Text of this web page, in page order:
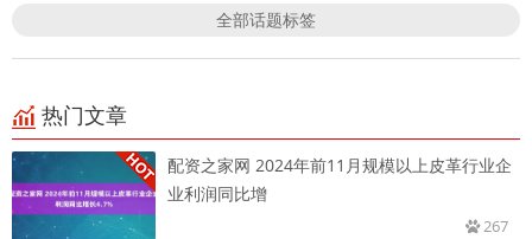
全部话题标签
热门文章
配资之家网 2024年前11月规模以上皮革行业企
业利润同比增
267